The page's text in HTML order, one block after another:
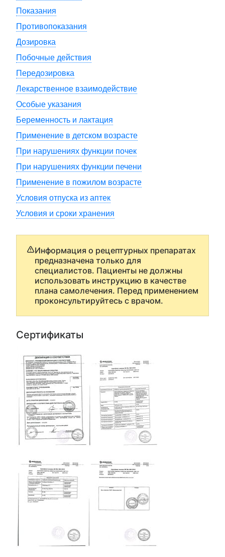
Показания
Противопоказания
Дозировка
Побочные действия
Передозировка
Лекарственное взаимодействие
Особые указания
Беременность и лактация
Применение в детском возрасте
При нарушениях функции почек
При нарушениях функции печени
Применение в пожилом возрасте
Условия отпуска из аптек
Условия и сроки хранения
Информация о рецептурных препаратах
предназначена только для
специалистов. Пациенты не должны
использовать инструкцию в качестве
плана самолечения. Перед применением
проконсультируйтесь с врачом.
Сертификаты